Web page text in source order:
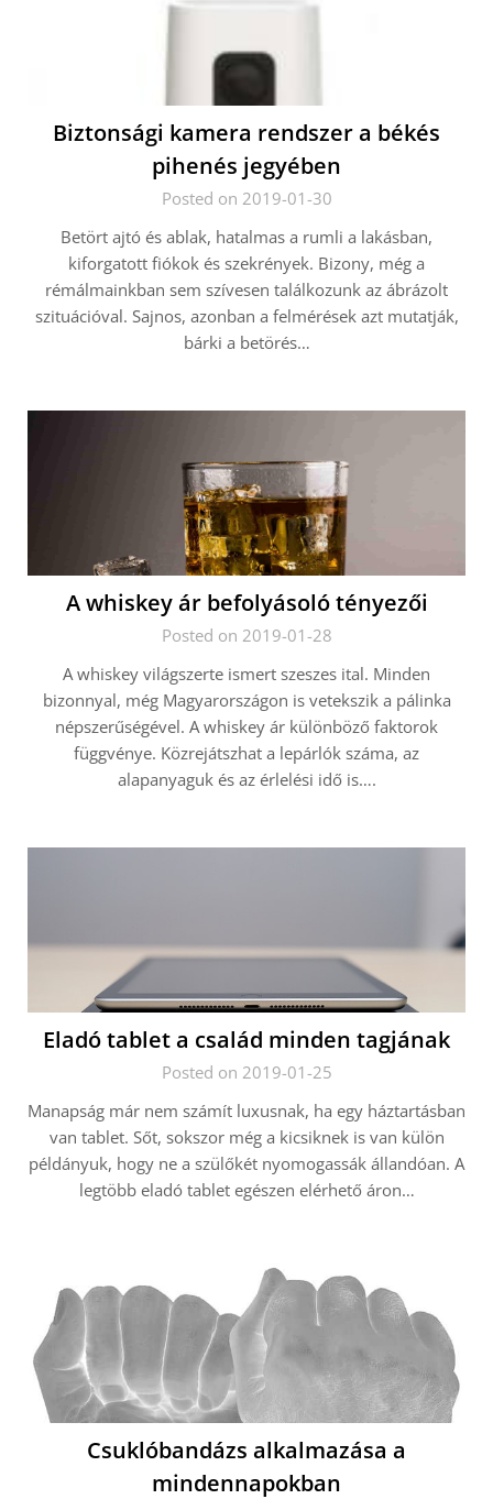
Biztonsági kamera rendszer a békés
pihenés jegyében
Posted on 2019-01-30
Betört ajtó és ablak, hatalmas a rumli a lakásban,
kiforgatott fiókok és szekrények. Bizony, még a
rémálmainkban sem szívesen találkozunk az ábrázolt
szituációval. Sajnos, azonban a felmérések azt mutatják,
bárki a betörés…
A whiskey ár befolyásoló tényezői
Posted on 2019-01-28
A whiskey világszerte ismert szeszes ital. Minden
bizonnyal, még Magyarországon is vetekszik a pálinka
népszerűségével. A whiskey ár különböző faktorok
függvénye. Közrejátszhat a lepárlók száma, az
alapanyaguk és az érlelési idő is….
Eladó tablet a család minden tagjának
Posted on 2019-01-25
Manapság már nem számít luxusnak, ha egy háztartásban
van tablet. Sőt, sokszor még a kicsiknek is van külön
példányuk, hogy ne a szülőkét nyomogassák állandóan. A
legtöbb eladó tablet egészen elérhető áron…
Csuklóbandázs alkalmazása a
mindennapokban